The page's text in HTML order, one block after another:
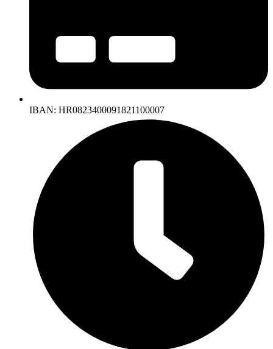
IBAN: HR0823400091821100007